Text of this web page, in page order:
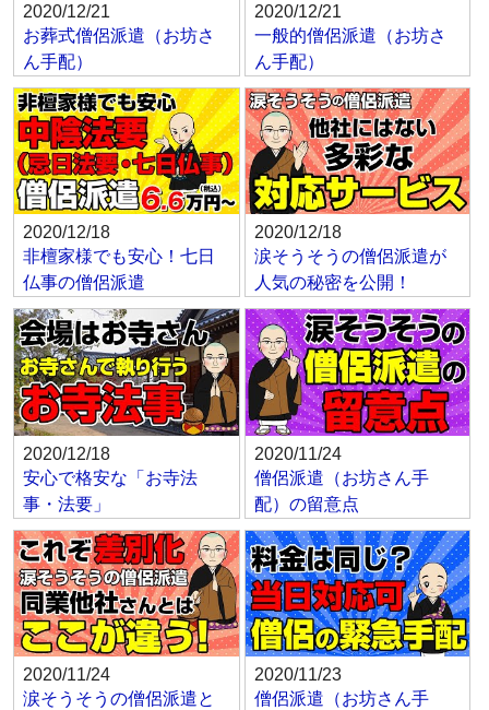
2020/12/21
お葬式僧侶派遣（お坊さ
ん手配）
2020/12/21
一般的僧侶派遣（お坊さ
ん手配）
2020/12/18
非檀家様でも安心！七日
仏事の僧侶派遣
2020/12/18
涙そうそうの僧侶派遣が
人気の秘密を公開！
2020/12/18
安心で格安な「お寺法
事・法要」
2020/11/24
僧侶派遣（お坊さん手
配）の留意点
2020/11/24
涙そうそうの僧侶派遣と
2020/11/23
僧侶派遣（お坊さん手